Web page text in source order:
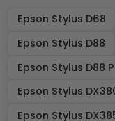
Epson Stylus D68
Epson Stylus D88
Epson Stylus D88
Epson Stylus
Epson Stylus